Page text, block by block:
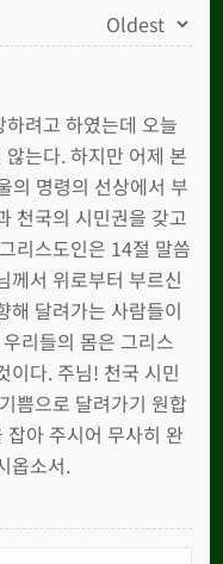
려고 하였는데 오늘
는다. 하지만 어제 본
의 명령의 선상에서 부
천국의 시민권을 갖고
리스도인은 14절 말씀
께서 위로부터 부르신
해 달려가는 사람들이
리들의 몸은 그리스
이다. 주님! 천국 시민
쁨으로 달려가기 원합
아 주시어 무사히 완
옵소서.